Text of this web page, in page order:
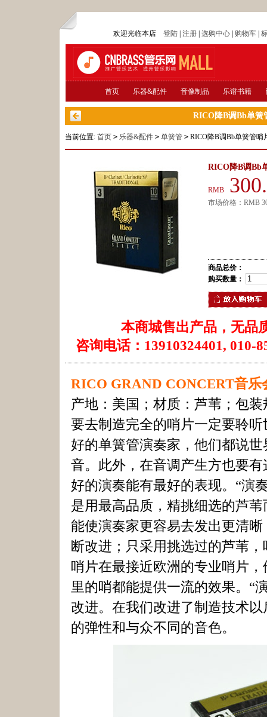
欢迎光临本店 登陆| 注册| 选购中心| 购物车|
首页 乐器&配件 音像制品 乐谱书籍
RICO降B调Bb单簧
当前位置: 首页 > 乐器&配件 > 单簧管 > RICO降B调Bb单簧管哨
RICO降B调Bb
RMB
市场价格： RMB
商品总价：
购买数量：
本商城售出产品，无品
咨询电话：13910324401, 010-
RICO GRAND CONCERT音乐
产地：美国；材质：芦苇；包
要去制造完全的哨片一定要聆
好的单簧管演奏家，他们都说
音。此外，在音调产生方也要
好的演奏能有最好的表现。“演
是用最高品质，精挑细选的芦
能使演奏家更容易去发出更清
断改进；只采用挑选过的芦苇
哨片在最接近欧洲的专业哨片
里的哨都能提供一流的效果。“
改进。在我们改进了制造技术
的弹性和与众不同的音色。